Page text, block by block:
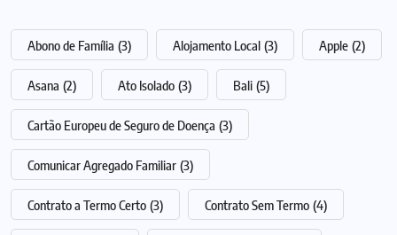
Abono de Família (3) Alojamento Local (3) Apple (2)
Asana (2) Ato Isolado (3) Bali (5)
Cartão Europeu de Seguro de Doença (3)
Comunicar Agregado Familiar (3)
Contrato a Termo Certo (3) Contrato Sem Termo (4)